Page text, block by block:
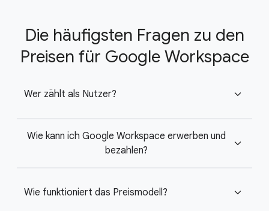
Die häufigsten Fragen zu den
Preisen für Google Workspace
Wer zählt als Nutzer? expand_more
Wie kann ich Google Workspace erwerben und
bezahlen?
expand_more
Wie funktioniert das Preismodell? expand_more